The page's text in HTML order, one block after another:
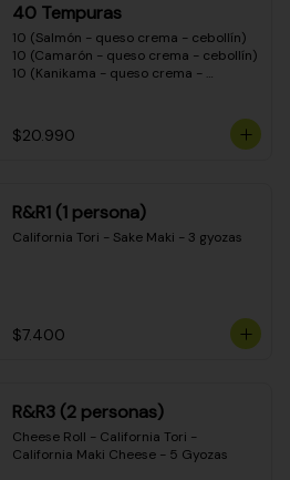
40 Tempuras
10 (Salmón - queso crema - cebollín)
10 (Camarón - queso crema - cebollín)
10 (Kanikama - queso crema -
$20.990
R&R1 (1 persona)
California Tori - Sake Maki - 3 gyozas
$7.400
R&R3 (2 personas)
Cheese Roll - California Tori -
California Maki Cheese - 5 Gyozas